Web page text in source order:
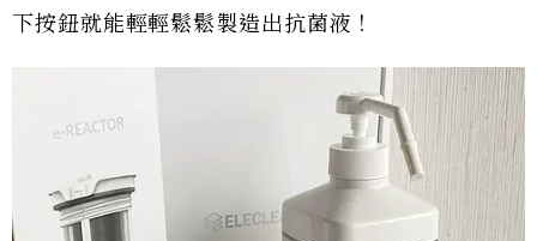
下按鈕就能輕輕鬆鬆製造出抗菌液！